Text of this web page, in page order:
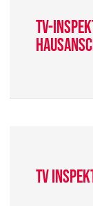
TV-
TV